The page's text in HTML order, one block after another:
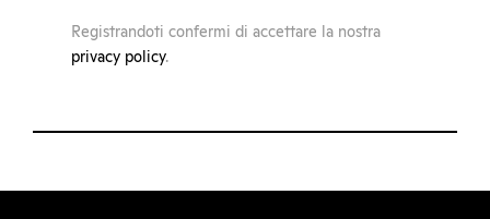
Registrandoti confermi di accettare la nostra
privacy policy.